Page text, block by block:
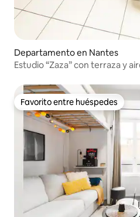
Departamento en Nantes
Estudio “Zaza” con terraza y
Favorito entre huéspedes
Favorito entre huéspedes